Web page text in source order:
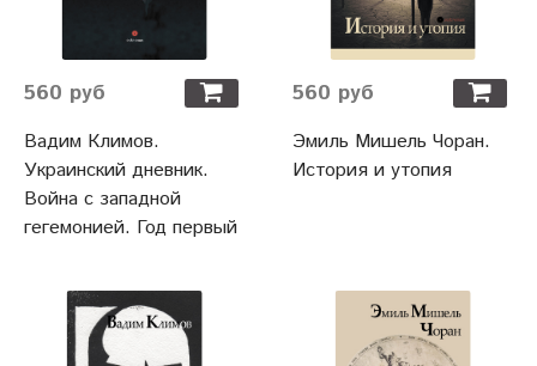
560 руб
Вадим Климов.
Украинский дневник.
Война с западной
гегемонией. Год первый
560 руб
Эмиль Мишель Чоран.
История и утопия